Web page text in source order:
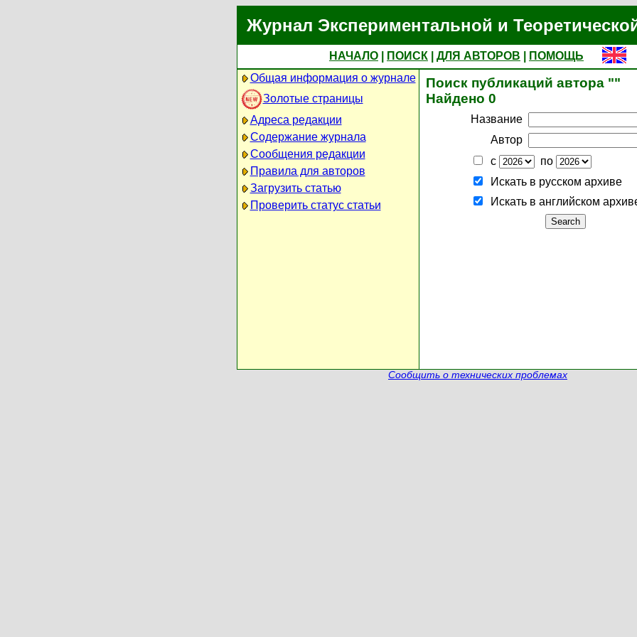
Журнал Экспериментальной и
НАЧАЛО ПОИСК ДЛЯ АВТОРОВ
ПОМОЩЬ
Общая информация о журнале
Золотые страницы
Адреса редакции
Содержание журнала
Сообщения редакции
Правила для авторов
Загрузить статью
Проверить статус статьи
Поиск публикаций автора ""
Найдено 0
Название
Автор
с
по
Искать в русском архиве
Искать в английском
Сообщить о технических проблемах